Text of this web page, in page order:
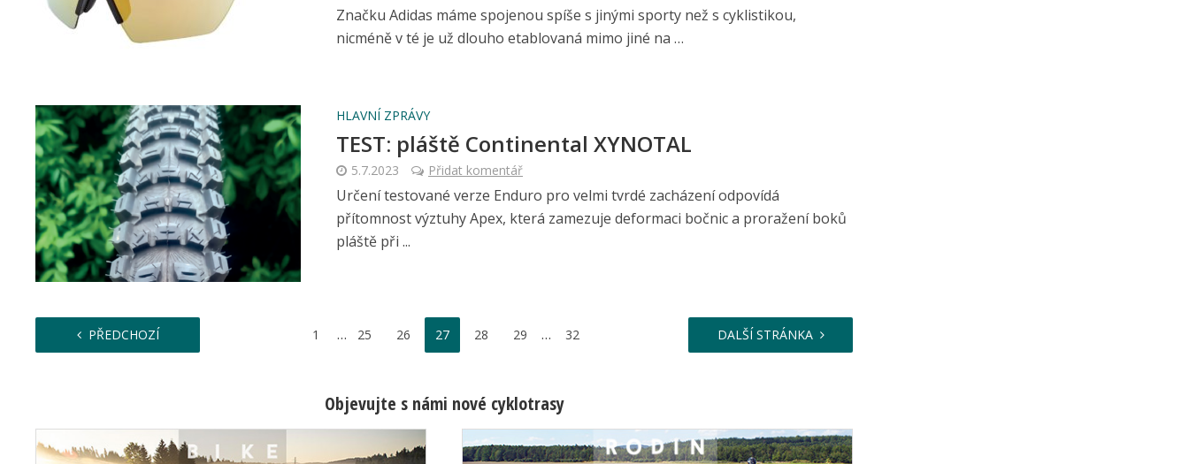
Značku Adidas máme spojenou spíše s jinými sporty než s cyklistikou,
nicméně v té je už dlouho etablovaná mimo jiné na …
HLAVNÍ ZPRÁVY
TEST: pláště Continental XYNOTAL
5.7.2023 Přidat komentář
Určení testované verze Enduro pro velmi tvrdé zacházení odpovídá
přítomnost výztuhy Apex, která zamezuje deformaci bočnic a proražení boků
pláště při ...
PŘEDCHOZÍ 1 … 25 26 27 28 29 … 32 DALŠÍ STRÁNKA
Objevujte s námi nové cyklotrasy